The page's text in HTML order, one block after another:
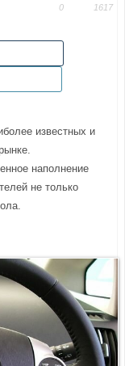
0 1617
известных и
наполнение
не только